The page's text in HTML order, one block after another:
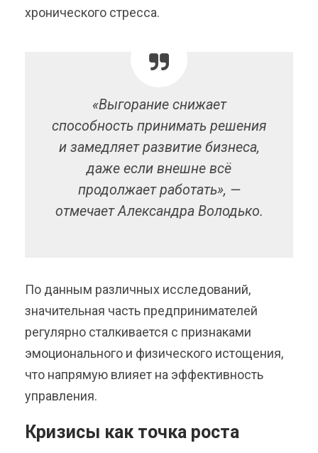
хронического стресса.
«Выгорание снижает
способность принимать решения
и замедляет развитие бизнеса,
даже если внешне всё
продолжает работать», —
отмечает Александра Володько.
По данным различных исследований,
значительная часть предпринимателей
регулярно сталкивается с признаками
эмоционального и физического истощения,
что напрямую влияет на эффективность
управления.
Кризисы как точка роста